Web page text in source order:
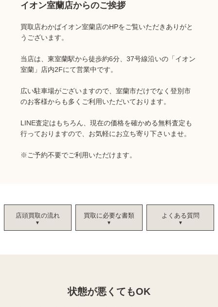
イオン室蘭店からのご挨拶
買取店わかばイオン室蘭店のHPをご覧いただきありがと
うございます。
当店は、東室蘭駅から徒歩約6分、37号線沿いの「イオン
室蘭」店内2Fにて営業中です。
広い駐車場がございますので、室蘭市だけでなく登別市
のお客様からも多くご利用いただいております。
LINE査定はもちろん、現在の価格を確かめる無料査定も
行っておりますので、お気軽にお立ち寄り下さいませ。
※ご予約不要でご利用いただけます。
店頭買取の流れ 買取に必要な書類 よくある質問
状態が悪くてもOK